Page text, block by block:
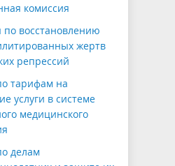
комиссия
по восстановлению
жертв
репрессий
тарифам на
услуги в системе
медицинского
делам